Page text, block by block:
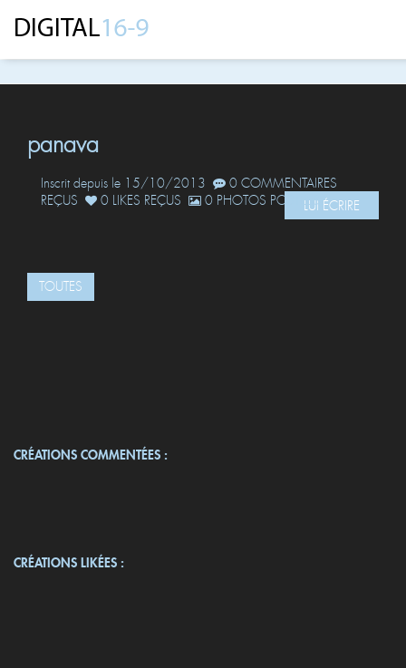
panava
Inscrit depuis le 15/10/2013
0 COMMENTAIRES
REÇUS
0 LIKES REÇUS 0 PHOTOS POSTÉESLUI ÉCRIRE
TOUTES
CRÉATIONS COMMENTÉES :
CRÉATIONS LIKÉES :